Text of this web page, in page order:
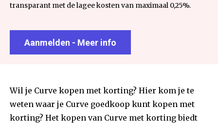
transparant met de lagee kosten van maximaal 0,25%.
Aanmelden - Meer info
Wil je Curve kopen met korting? Hier kom je te
weten waar je Curve goedkoop kunt kopen met
korting? Het kopen van Curve met korting biedt